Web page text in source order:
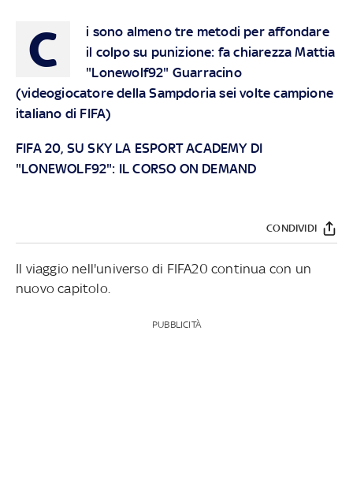
C
i sono almeno tre metodi per affondare
il colpo su punizione: fa chiarezza Mattia
"Lonewolf92" Guarracino
(videogiocatore della Sampdoria sei volte campione
italiano di FIFA)
FIFA 20, SU SKY LA ESPORT ACADEMY DI
"LONEWOLF92": IL CORSO ON DEMAND
CONDIVIDI
Il viaggio nell'universo di FIFA20 continua con un
nuovo capitolo.
PUBBLICITÀ